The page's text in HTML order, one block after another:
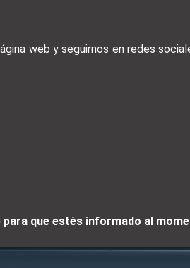
web y seguirnos en redes
que estés informado al